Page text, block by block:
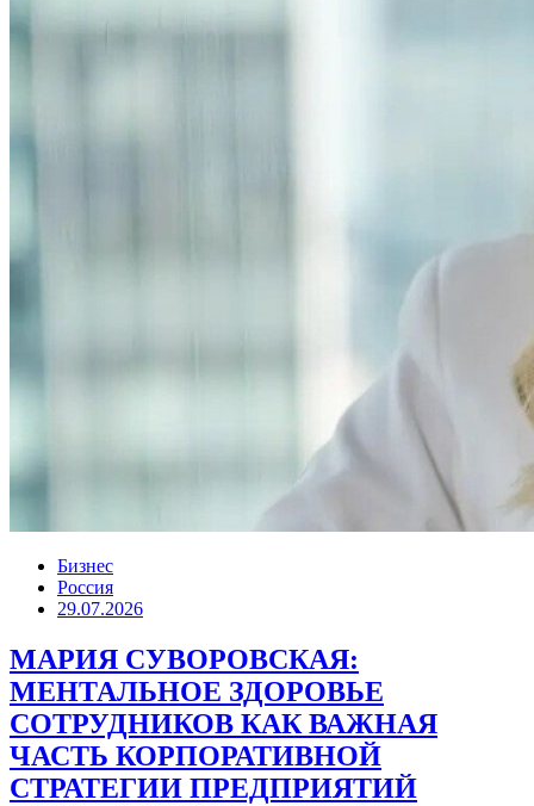
Бизнес
Россия
29.07.2026
МАРИЯ СУВОРОВСКАЯ:
МЕНТАЛЬНОЕ ЗДОРОВЬЕ
СОТРУДНИКОВ КАК ВАЖНАЯ
ЧАСТЬ КОРПОРАТИВНОЙ
СТРАТЕГИИ ПРЕДПРИЯТИЙ